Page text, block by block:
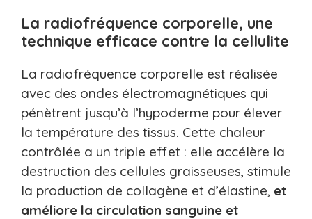
La radiofréquence corporelle, une
technique efficace contre la cellulite
La radiofréquence corporelle est réalisée
avec des ondes électromagnétiques qui
pénètrent jusqu’à l’hypoderme pour élever
la température des tissus. Cette chaleur
contrôlée a un triple effet : elle accélère la
destruction des cellules graisseuses, stimule
la production de collagène et d’élastine, et
améliore la circulation sanguine et